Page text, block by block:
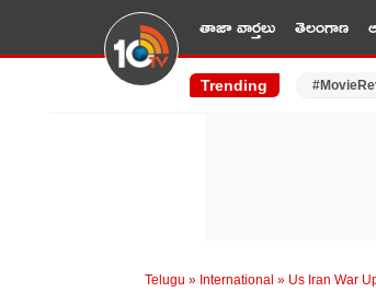
తాజా వార్తలు తెలంగాణ
Trending
Telugu » International » Us Iran War